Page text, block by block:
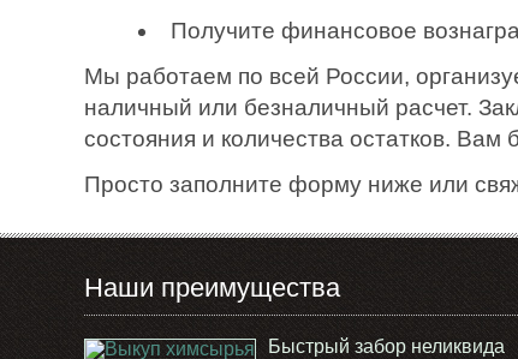
Получите финансовое
Мы работаем по всей России,
наличный или безналичный расчет.
состояния и количества остатков.
Просто заполните форму ниже или
Наши преимущества
Быстрый забор неликвида